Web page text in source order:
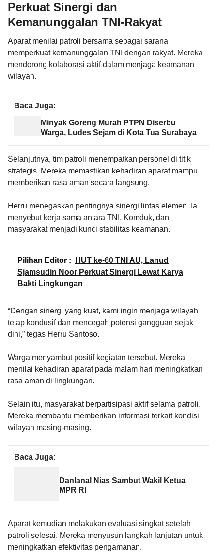
Perkuat Sinergi dan
Kemanunggalan TNI-Rakyat
Aparat menilai patroli bersama sebagai sarana
memperkuat kemanunggalan TNI dengan rakyat. Mereka
mendorong kolaborasi aktif dalam menjaga keamanan
wilayah.
Baca Juga:
Minyak Goreng Murah PTPN Diserbu
Warga, Ludes Sejam di Kota Tua Surabaya
Selanjutnya, tim patroli menempatkan personel di titik
strategis. Mereka memastikan kehadiran aparat mampu
memberikan rasa aman secara langsung.
Herru menegaskan pentingnya sinergi lintas elemen. Ia
menyebut kerja sama antara TNI, Komduk, dan
masyarakat menjadi kunci stabilitas keamanan.
Pilihan Editor :
HUT ke-80 TNI AU, Lanud
Sjamsudin Noor Perkuat Sinergi Lewat Karya
Bakti Lingkungan
“Dengan sinergi yang kuat, kami ingin menjaga wilayah
tetap kondusif dan mencegah potensi gangguan sejak
dini,” tegas Herru Santoso.
Warga menyambut positif kegiatan tersebut. Mereka
menilai kehadiran aparat pada malam hari meningkatkan
rasa aman di lingkungan.
Selain itu, masyarakat berpartisipasi aktif selama patroli.
Mereka membantu memberikan informasi terkait kondisi
wilayah masing-masing.
Baca Juga:
Danlanal Nias Sambut Wakil Ketua
MPR RI
Aparat kemudian melakukan evaluasi singkat setelah
patroli selesai. Mereka menyusun langkah lanjutan untuk
meningkatkan efektivitas pengamanan.